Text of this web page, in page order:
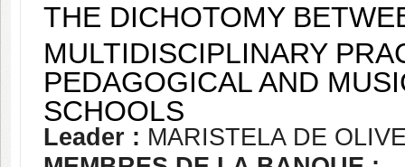
THE DICHOTOMY
MULTIDISCIPLINARY
PEDAGOGICAL AND
SCHOOLS
Leader : MARISTELA DE